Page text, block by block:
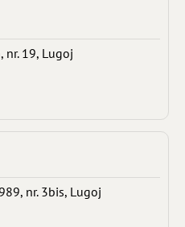
nr. 19, Lugoj
nr. 3bis, Lugoj